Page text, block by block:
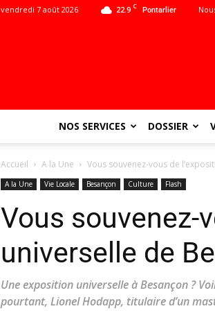
22.9 C Pontarlier
vendredi 7 août 2026
NOS SERVICES DOSSIER
Accueil A la Une Vous souvenez-vous de
A la Une Vie Locale Besançon Culture Flash
Vous souvenez-
universelle de
Une exposition universelle à Besançon ?
pourtant, Lionel Hodapp, titulaire d’un